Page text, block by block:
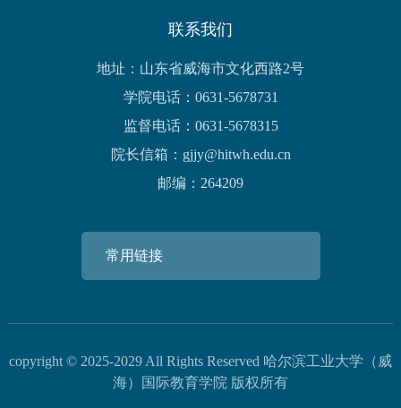
联系我们
地址：山东省威海市文化西路2号
学院电话：0631-5678731
监督电话：0631-5678315
院长信箱：gjjy@hitwh.edu.cn
邮编：264209
常用链接
copyright © 2025-2029 All Rights Reserved 哈尔滨工业大学（威
海）国际教育学院 版权所有